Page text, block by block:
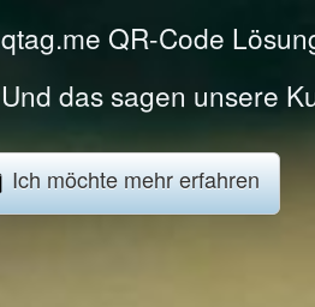
qtag.me QR-Code
Und das sagen unsere
Ich möchte mehr erfahren